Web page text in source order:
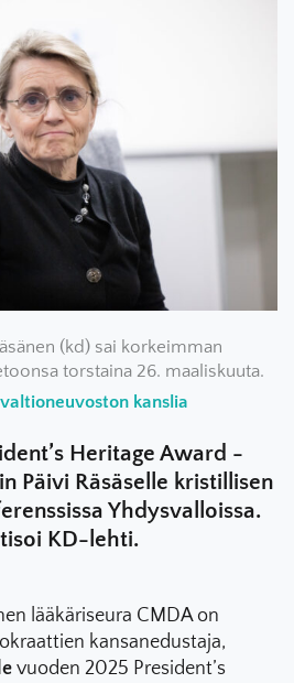
(kd) sai korkeimman
torstaina 26. maaliskuuta.
kanslia
Heritage Award -
Päivi Räsäselle kristillisen
Yhdysvalloissa.
KD-lehti.
lääkäriseura CMDA on
kansanedustaja,
vuoden 2025 President’s